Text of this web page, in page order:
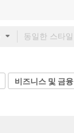
비즈니스 및 금융